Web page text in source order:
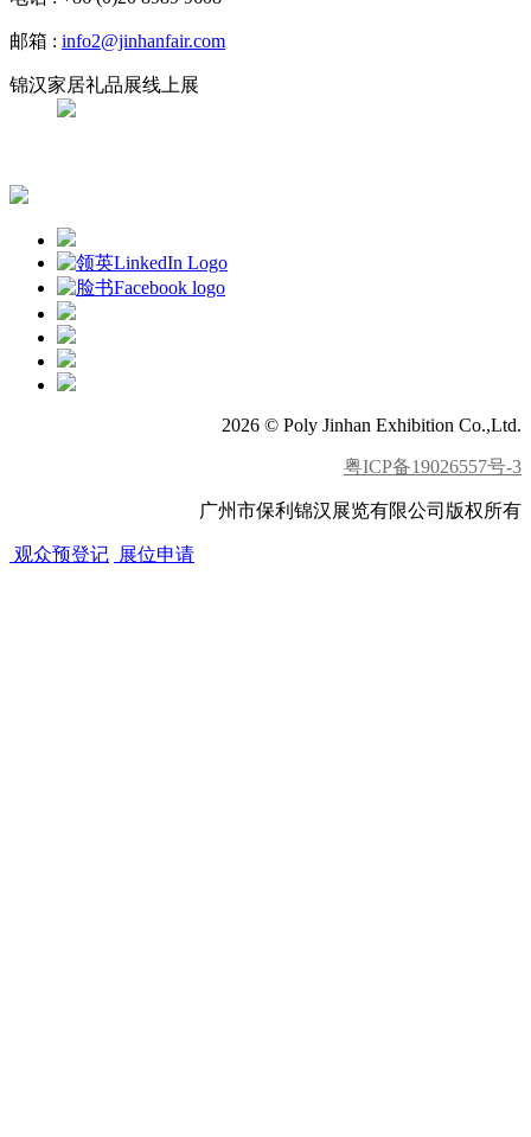
邮箱 : info2@jinhanfair.com
锦汉家居礼品展线上展
2026 © Poly Jinhan Exhibition Co.,Ltd.
粤ICP备19026557号-3
广州市保利锦汉展览有限公司版权所有
观众预登记 展位申请